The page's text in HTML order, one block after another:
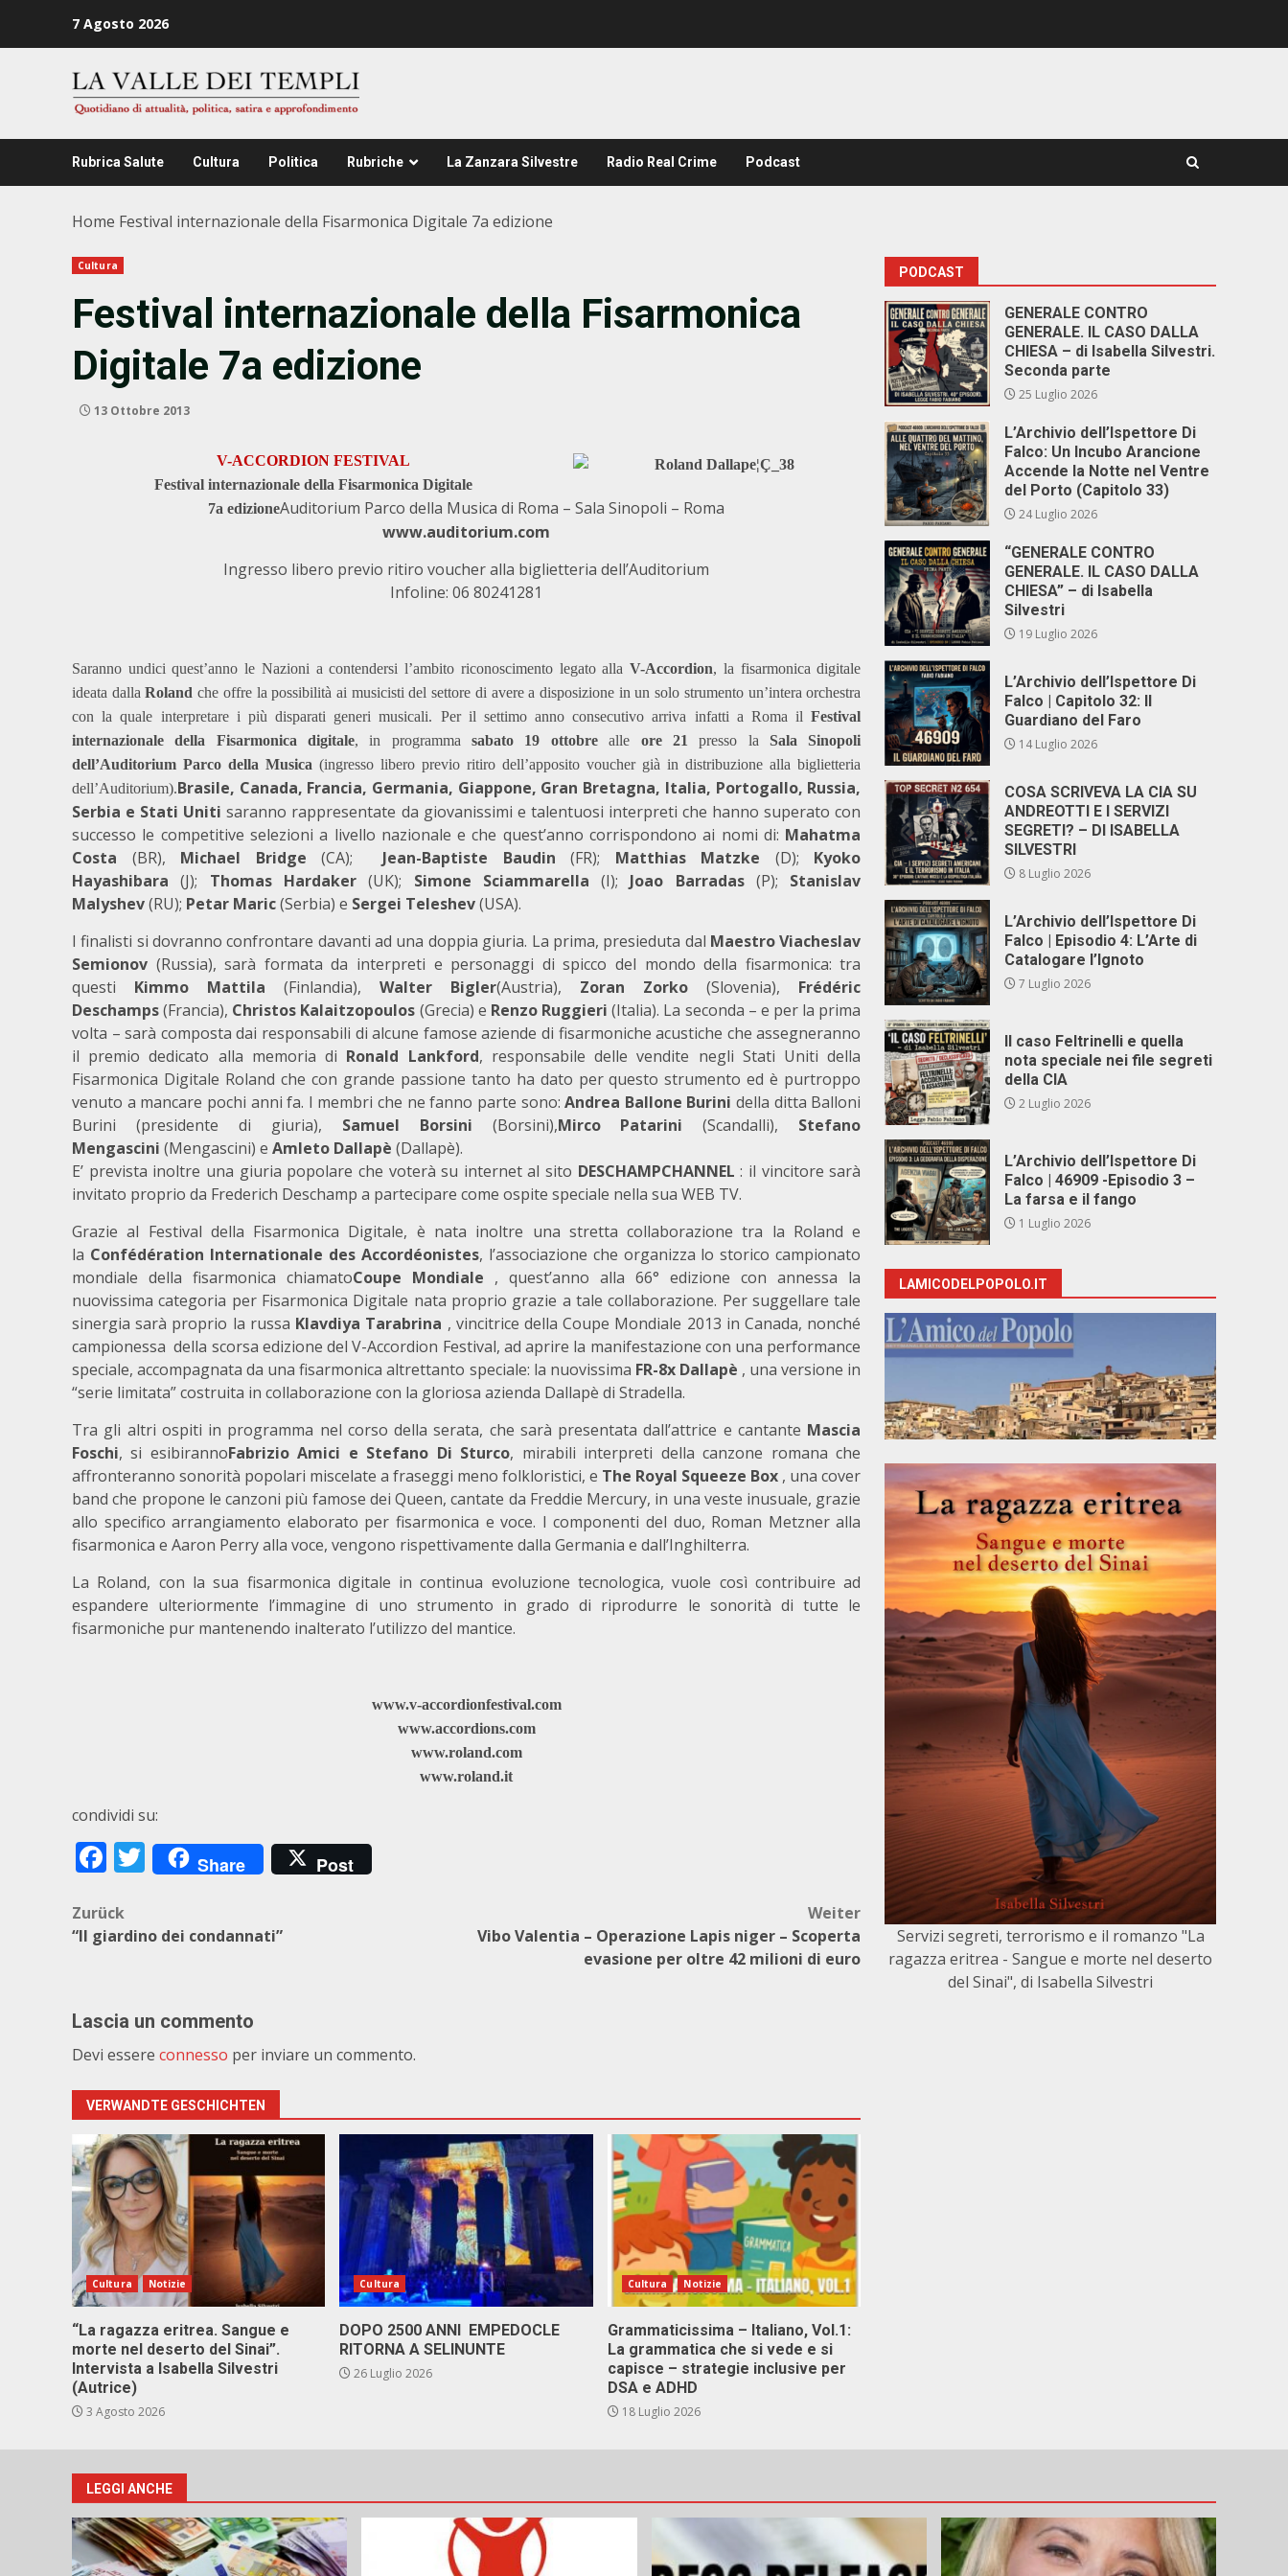
7 Agosto 2026
Rubrica Salute Cultura Politica Rubriche La Zanzara Silvestre Radio Real Crime Podcast
Home Festival internazionale della Fisarmonica Digitale 7a edizione
Cultura
Festival internazionale della Fisarmonica
Digitale 7a edizione
13 Ottobre 2013
V-ACCORDION FESTIVAL
Festival internazionale della Fisarmonica Digitale
7a edizioneAuditorium Parco della Musica di Roma – Sala Sinopoli – Roma
www.auditorium.com
Ingresso libero previo ritiro voucher alla biglietteria dell’Auditorium
Infoline: 06 80241281
Saranno undici quest’anno le Nazioni a contendersi l’ambito riconoscimento legato allaV-Accordion, la fisarmonica digitale
ideata dallaRolandche offre la possibilità ai musicisti del settore di avere a disposizione in un solo strumento un’intera orchestra
con la quale interpretare i più disparati generi musicali. Per il settimo anno consecutivo arriva infatti a Roma ilFestival
internazionale della Fisarmonica digitale, in programmasabato 19 ottobrealle ore 21 presso la Sala Sinopoli
dell’Auditorium Parco della Musica (ingresso libero previo ritiro dell’apposito voucher già in distribuzione alla biglietteria
dell’Auditorium).Brasile, Canada, Francia, Germania, Giappone, Gran Bretagna, Italia, Portogallo, Russia,
Serbia e Stati Uniti saranno rappresentate da giovanissimi e talentuosi interpreti che hanno superato con
successo le competitive selezioni a livello nazionale e che quest’anno corrispondono ai nomi di: Mahatma
Costa (BR), Michael Bridge (CA); Jean-Baptiste Baudin (FR); Matthias Matzke (D); Kyoko
Hayashibara
(J); Thomas Hardaker(UK); Simone Sciammarella (I); Joao Barradas (P); Stanislav
Malyshev(RU); Petar Maric(Serbia) e Sergei Teleshev(USA).
I finalisti si dovranno confrontare davanti ad una doppia giuria. La prima, presieduta dal MaestroViacheslav
Semionov (Russia), sarà formata da interpreti e personaggi di spicco del mondo della fisarmonica: tra
questi Kimmo Mattila (Finlandia),Walter Bigler(Austria), Zoran Zorko (Slovenia), Frédéric
Deschamps(Francia), Christos Kalaitzopoulos (Grecia) e Renzo Ruggieri (Italia). La seconda – e per la prima
volta – sarà composta dai responsabili di alcune famose aziende di fisarmoniche acustiche che assegneranno
il premio dedicato alla memoria di Ronald Lankford, responsabile delle vendite negli Stati Uniti della
Fisarmonica Digitale Roland che con grande passione tanto ha dato per questo strumento ed è purtroppo
venuto a mancare pochi anni fa. I membri che ne fanno parte sono:Andrea Ballone Burinidella ditta Balloni
Burini (presidente di giuria), Samuel Borsini (Borsini),Mirco Patarini (Scandalli), Stefano
Mengascini (Mengascini) e Amleto Dallapè (Dallapè).
E’ prevista inoltre una giuria popolare che voterà su internet al sito DESCHAMPCHANNEL : il vincitore sarà
invitato proprio da Frederich Deschamp a partecipare come ospite speciale nella sua WEB TV.
Grazie al Festival della Fisarmonica Digitale, è nata inoltre una stretta collaborazione tra la Roland e
la Confédération Internationale des Accordéonistes, l’associazione che organizza lo storico campionato
mondiale della fisarmonica chiamatoCoupe Mondiale , quest’anno alla 66° edizione con annessa la
nuovissima categoria per Fisarmonica Digitale nata proprio grazie a tale collaborazione. Per suggellare tale
sinergia sarà proprio la russa Klavdiya Tarabrina , vincitrice della Coupe Mondiale 2013 in Canada, nonché
campionessa della scorsa edizione del V-Accordion Festival, ad aprire la manifestazione con una performance
speciale, accompagnata da una fisarmonica altrettanto speciale: la nuovissima FR-8x Dallapè , una versione in
“serie limitata” costruita in collaborazione con la gloriosa azienda Dallapè di Stradella.
Tra gli altri ospiti in programma nel corso della serata, che sarà presentata dall’attrice e cantante Mascia
Foschi, si esibirannoFabrizio Amici e Stefano Di Sturco, mirabili interpreti della canzone romana che
affronteranno sonorità popolari miscelate a fraseggi meno folkloristici, e The Royal Squeeze Box , una cover
band che propone le canzoni più famose dei Queen, cantate da Freddie Mercury, in una veste inusuale, grazie
allo specifico arrangiamento elaborato per fisarmonica e voce. I componenti del duo, Roman Metzner alla
fisarmonica e Aaron Perry alla voce, vengono rispettivamente dalla Germania e dall’Inghilterra.
La Roland, con la sua fisarmonica digitale in continua evoluzione tecnologica, vuole così contribuire ad
espandere ulteriormente l’immagine di uno strumento in grado di riprodurre le sonorità di tutte le
fisarmoniche pur mantenendo inalterato l’utilizzo del mantice.
www.v-accordionfestival.com
www.accordions.com
www.roland.com
www.roland.it
condividi su:
Facebook
Twitter
Share Post
Beitragsnavigation
Zurück
“Il giardino dei condannati”
Weiter
Vibo Valentia – Operazione Lapis niger – Scoperta
evasione per oltre 42 milioni di euro
Lascia un commento
Devi essere connesso per inviare un commento.
VERWANDTE GESCHICHTEN
Cultura Notizie
“La ragazza eritrea. Sangue e
morte nel deserto del Sinai”.
Intervista a Isabella Silvestri
(Autrice)
3 Agosto 2026
Cultura
DOPO 2500 ANNI EMPEDOCLE
RITORNA A SELINUNTE
26 Luglio 2026
Cultura Notizie
Grammaticissima – Italiano, Vol.1:
La grammatica che si vede e si
capisce – strategie inclusive per
DSA e ADHD
18 Luglio 2026
PODCAST
GENERALE CONTRO
GENERALE. IL CASO DALLA
CHIESA – di Isabella Silvestri.
Seconda parte
25 Luglio 2026
L’Archivio dell’Ispettore Di
Falco: Un Incubo Arancione
Accende la Notte nel Ventre
del Porto (Capitolo 33)
24 Luglio 2026
“GENERALE CONTRO
GENERALE. IL CASO DALLA
CHIESA” – di Isabella
Silvestri
19 Luglio 2026
L’Archivio dell’Ispettore Di
Falco | Capitolo 32: Il
Guardiano del Faro
14 Luglio 2026
COSA SCRIVEVA LA CIA SU
ANDREOTTI E I SERVIZI
SEGRETI? – DI ISABELLA
SILVESTRI
8 Luglio 2026
L’Archivio dell’Ispettore Di
Falco | Episodio 4: L’Arte di
Catalogare l’Ignoto
7 Luglio 2026
Il caso Feltrinelli e quella
nota speciale nei file segreti
della CIA
2 Luglio 2026
L’Archivio dell’Ispettore Di
Falco | 46909 -Episodio 3 –
La farsa e il fango
1 Luglio 2026
LAMICODELPOPOLO.IT
Servizi segreti, terrorismo e il romanzo "La
ragazza eritrea - Sangue e morte nel deserto
del Sinai", di Isabella Silvestri
LEGGI ANCHE